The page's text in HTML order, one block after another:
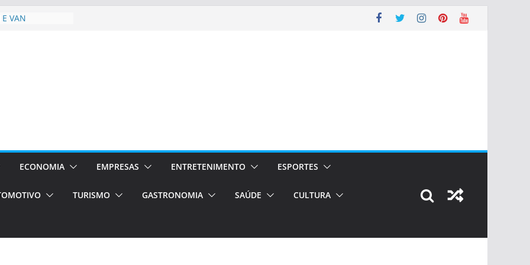
VAN
–
o segundo
será a capital
únicas e
ECONOMIA EMPRESAS ENTRETENIMENTO ESPORTES
TURISMO GASTRONOMIA SAÚDE CULTURA